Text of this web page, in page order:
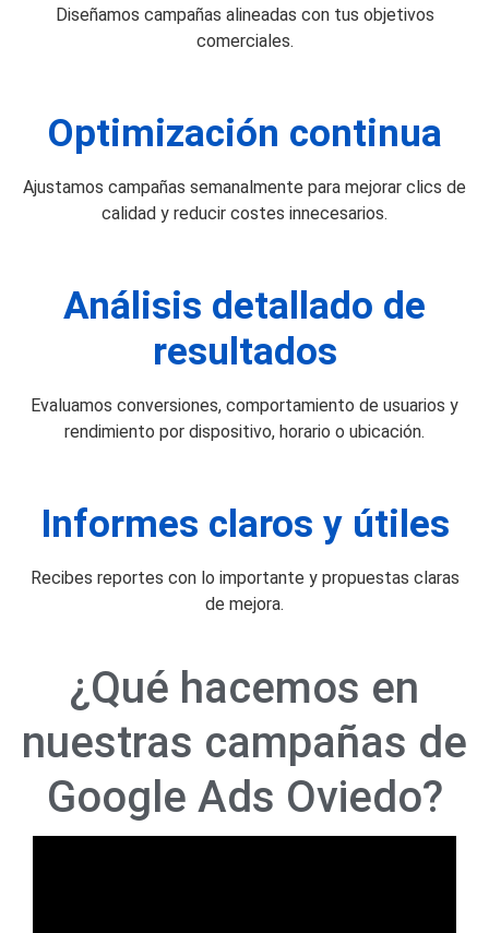
Diseñamos campañas alineadas con tus objetivos
comerciales.
Optimización continua
Ajustamos campañas semanalmente para mejorar clics de
calidad y reducir costes innecesarios.
Análisis detallado de
resultados
Evaluamos conversiones, comportamiento de usuarios y
rendimiento por dispositivo, horario o ubicación.
Informes claros y útiles
Recibes reportes con lo importante y propuestas claras
de mejora.
¿Qué hacemos en
nuestras campañas de
Google Ads Oviedo?